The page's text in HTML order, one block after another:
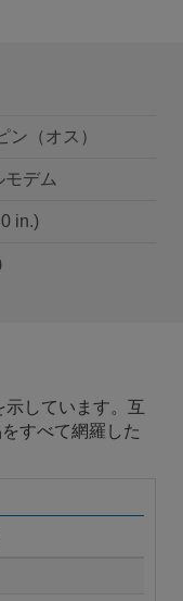
ン（オス）
モデム
in.)
示しています。互
すべて網羅した